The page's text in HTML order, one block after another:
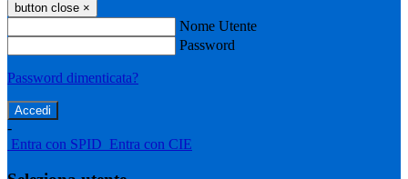
button close ×
Nome Utente
Password
Password dimenticata?
-
Entra con SPID Entra con CIE